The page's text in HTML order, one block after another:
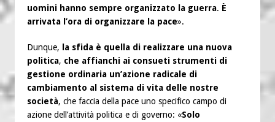
uomini hanno sempre organizzato la guerra. È
arrivata l’ora di organizzare la pace».
Dunque, la sfida è quella di realizzare una nuova
politica, che affianchi ai consueti strumenti di
gestione ordinaria un’azione radicale di
cambiamento al sistema di vita delle nostre
società, che faccia della pace uno specifico campo di
azione dell’attività politica e di governo: «Solo